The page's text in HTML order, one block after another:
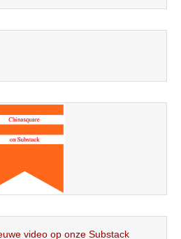
video op onze Substack